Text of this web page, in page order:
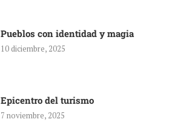
Pueblos con identidad y magia
10 diciembre, 2025
Epicentro del turismo
7 noviembre, 2025